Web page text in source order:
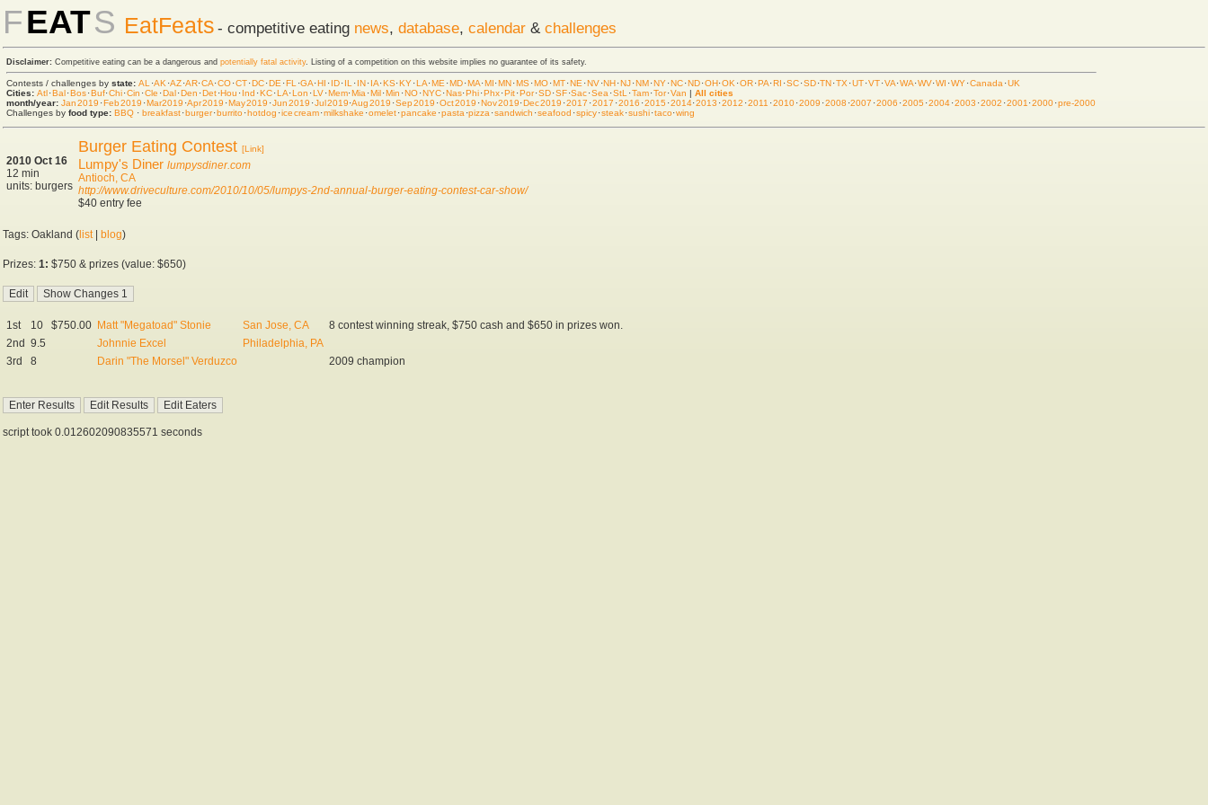
FEATS EatFeats - competitive eating news, database, calendar & challenges
Disclaimer: Competitive eating can be a dangerous and potentially fatal activity. Listing of a competition on this website implies no guarantee of its safety.
Contests / challenges by state: AL ·AK ·AZ·AR·CA·CO·CT·DC·DE ·FL ·GA·HI ·ID·IL ·IN·IA·KS·KY·LA·ME ·MD·MA·MI·MN·MS·MO·MT·NE ·NV·NH·NJ·NM·NY·NC·ND·OH·OK ·OR·PA·RI ·SC·SD·TN·TX ·UT·VT·VA·WA·WV·WI ·WY·Canada ·UK
Cities: Atl·Bal·Bos·Buf·Chi·Cin ·Cle ·Dal·Den ·Det·Hou ·Ind ·KC·LA·Lon ·LV·Mem·Mia ·Mil·Min ·NO·NYC·Nas·Phi·Phx·Pit·Por·SD·SF·Sac·Sea ·StL ·Tam·Tor·Van | All cities
month/year: Jan 2019 ·Feb 2019 ·Mar 2019 ·Apr 2019 ·May 2019 ·Jun 2019 ·Jul 2019·Aug 2019 ·Sep 2019 ·Oct 2019 ·Nov 2019·Dec 2019 ·2017 ·2017 ·2016 ·2015 ·2014·2013 ·2012 ·2011 ·2010·2009 ·2008 ·2007 ·2006 ·2005 ·2004·2003 ·2002 ·2001 ·2000·pre-2000
Challenges by food type: BBQ · breakfast·burger·burrito·hot dog ·ice cream·milkshake ·omelet·pancake ·pasta ·pizza ·sandwich ·seafood ·spicy·steak·sushi·taco·wing
2010 Oct 16
12 min
units: burgers
Burger Eating Contest [Link]
Lumpy's Diner lumpysdiner.com
Antioch, CA
http://www.driveculture.com/2010/10/05/lumpys-2nd-annual-burger-eating-contest-car-show/
$40 entry fee
Tags: Oakland ( list| blog)
Prizes: 1: $750 & prizes (value: $650)
1st 10 $750.00 Matt "Megatoad" Stonie San Jose, CA
8 contest winning streak, $750 cash and $650 in prizes won.
2nd 9.5 Johnnie Excel
Philadelphia, PA
3rd
8 Darin "The Morsel" Verduzco 2009 champion
script took 0.012602090835571 seconds